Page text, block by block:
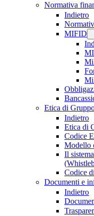
Normativa
Indietro
MIFID
Etica di
Indietro
Etica di
Codice
Modello
Il
Codice
Documenti e
Indietro